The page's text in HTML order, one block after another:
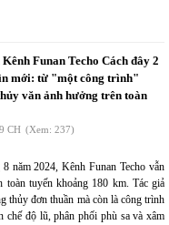
Funan Techo Cách đây 2
mới: từ "một công trình"
văn ảnh hưởng trên toàn
CH (Xem: 237)
năm 2024, Kênh Funan Techo vẫn
toàn tuyến khoảng 180 km. Tác giả
thủy đơn thuần mà còn là công trình
chế độ lũ, phân phối phù sa và xâm